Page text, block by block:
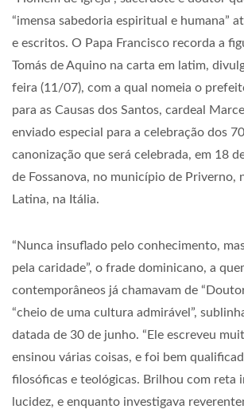
“imensa sabedoria espiritual e humana”
e escritos. O Papa Francisco recorda a
Tomás de Aquino na carta em latim,
feira (11/07), com a qual nomeia o
para as Causas dos Santos, cardeal
enviado especial para a celebração dos
canonização que será celebrada, em 18
de Fossanova, no município de Priverno,
Latina, na Itália.
“Nunca insuflado pelo conhecimento,
pela caridade”, o frade dominicano, a
contemporâneos já chamavam de
“cheio de uma cultura admirável”,
datada de 30 de junho. “Ele escreveu
ensinou várias coisas, e foi bem
filosóficas e teológicas. Brilhou com reta
lucidez, e enquanto investigava